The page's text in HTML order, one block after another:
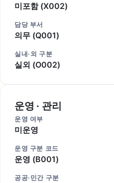
미포함 (X002)
담당 부서
의무 (Q001)
실내·외 구분
실외 (O002)
운영 · 관리
운영 여부
미운영
운영 구분 코드
운영 (B001)
공공·민간 구분